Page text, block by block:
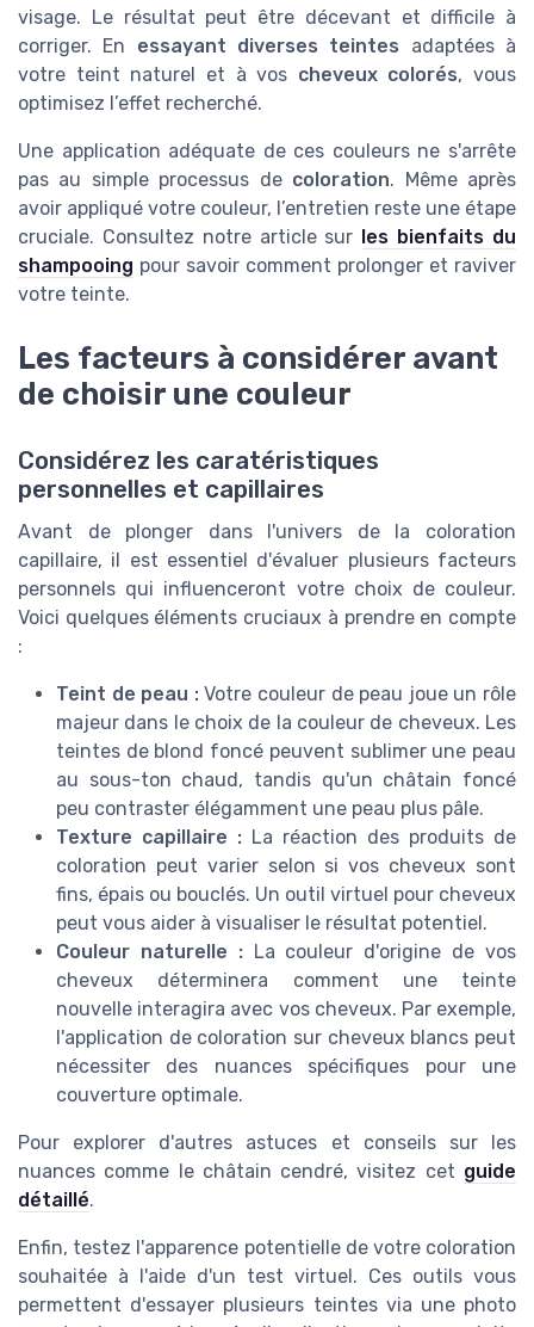
visage. Le résultat peut être décevant et difficile à
corriger. En essayant diverses teintes adaptées à
votre teint naturel et à vos cheveux colorés, vous
optimisez l’effet recherché.
Une application adéquate de ces couleurs ne s'arrête
pas au simple processus de coloration. Même après
avoir appliqué votre couleur, l’entretien reste une étape
cruciale. Consultez notre article sur les bienfaits du
shampooing pour savoir comment prolonger et raviver
votre teinte.
Les facteurs à considérer avant
de choisir une couleur
Considérez les caratéristiques
personnelles et capillaires
Avant de plonger dans l'univers de la coloration
capillaire, il est essentiel d'évaluer plusieurs facteurs
personnels qui influenceront votre choix de couleur.
Voici quelques éléments cruciaux à prendre en compte
:
Teint de peau :Votre couleur de peau joue un rôle
majeur dans le choix de la couleur de cheveux. Les
teintes de blond foncé peuvent sublimer une peau
au sous-ton chaud, tandis qu'un châtain foncé
peu contraster élégamment une peau plus pâle.
Texture capillaire : La réaction des produits de
coloration peut varier selon si vos cheveux sont
fins, épais ou bouclés. Un outil virtuel pour cheveux
peut vous aider à visualiser le résultat potentiel.
Couleur naturelle :La couleur d'origine de vos
cheveux déterminera comment une teinte
nouvelle interagira avec vos cheveux. Par exemple,
l'application de coloration sur cheveux blancs peut
nécessiter des nuances spécifiques pour une
couverture optimale.
Pour explorer d'autres astuces et conseils sur les
nuances comme le châtain cendré, visitez cet guide
détaillé.
Enfin, testez l'apparence potentielle de votre coloration
souhaitée à l'aide d'un test virtuel. Ces outils vous
permettent d'essayer plusieurs teintes via une photo